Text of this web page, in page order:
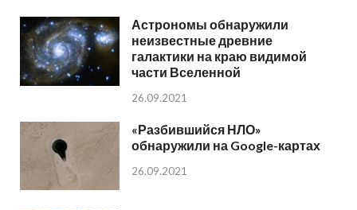
Астрономы обнаружили
неизвестные древние
галактики на краю видимой
части Вселенной
26.09.2021
«Разбившийся НЛО»
обнаружили на Google-картах
26.09.2021